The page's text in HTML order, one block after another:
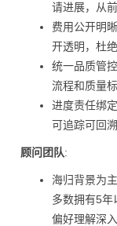
请进展，从
费用公开明
开透明，杜
统一品质管
流程和质量
进度责任绑
可追踪可回溯
顾问团队:
海归背景为
多数拥有5年
偏好理解深入